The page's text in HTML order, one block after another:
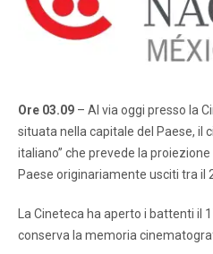
Ore 03.09 – Al via oggi presso la
situata nella capitale del Paese, il
italiano” che prevede la
Paese originariamente usciti tra il
La Cineteca ha aperto i battenti il
conserva la memoria